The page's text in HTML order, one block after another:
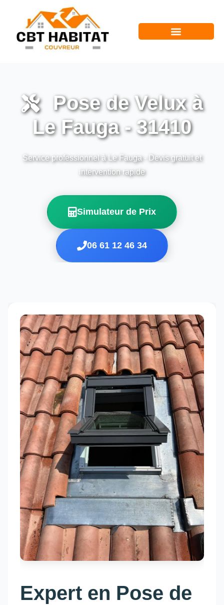
Pose de Velux à
Le Fauga - 31410
Service professionnel à Le Fauga - Devis gratuit et
intervention rapide
Simulateur de Prix
06 61 12 46 34
Expert en Pose de